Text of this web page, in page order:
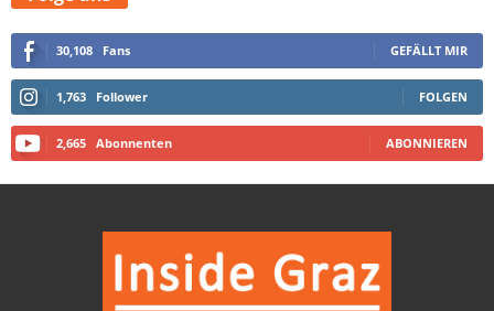
30,108 Fans GEFÄLLT MIR
1,763 Follower FOLGEN
2,665 Abonnenten ABONNIEREN